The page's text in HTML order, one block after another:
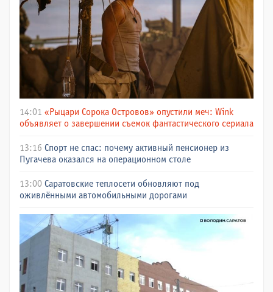
14:01 «Рыцари Сорока Островов» опустили меч: Wink
объявляет о завершении съемок фантастического сериала
13:16 Спорт не спас: почему активный пенсионер из
Пугачева оказался на операционном столе
13:00 Саратовские теплосети обновляют под
оживлёнными автомобильными дорогами